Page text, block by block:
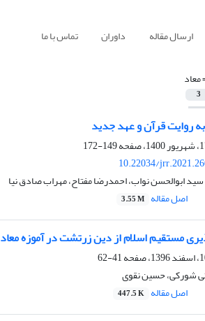
ارسال مقاله داوران تماس با ما
معاد
3
روایت قرآن و عهد جدید
149-172
10.22034/
ابوالحسن نواب، احمدرضا مفتاح، مهراب صادق نیا
اصل مقاله 3.55 M
مستقیم اسلام از دین زرتشت در آموزه معاد
41-62
شورکی، حسین نقوی
اصل مقاله 447.5 K